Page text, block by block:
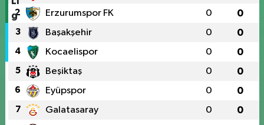
2 Erzurumspor FK 0 0
3 Başakşehir 0 0
4 Kocaelispor 0 0
5 Beşiktaş 0 0
6 Eyüpspor 0 0
7 Galatasaray 0 0